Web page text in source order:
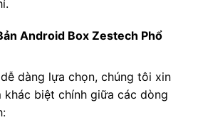
Android Box Zestech Phổ
dàng lựa chọn, chúng tôi xin
biệt chính giữa các dòng